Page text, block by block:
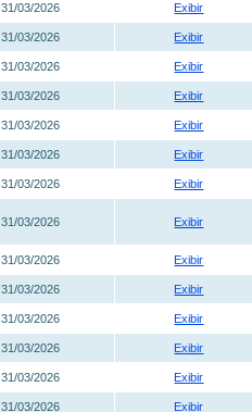
31/03/2026 Exibir
31/03/2026 Exibir
31/03/2026 Exibir
31/03/2026 Exibir
31/03/2026 Exibir
31/03/2026 Exibir
31/03/2026 Exibir
31/03/2026 Exibir
31/03/2026 Exibir
31/03/2026 Exibir
31/03/2026 Exibir
31/03/2026 Exibir
31/03/2026 Exibir
31/03/2026 Exibir